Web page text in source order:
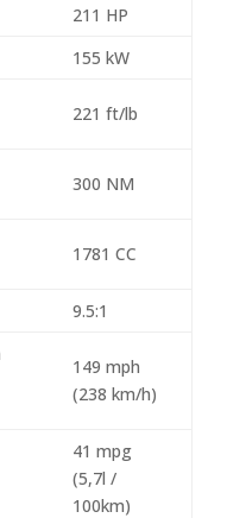
211 HP
155 kW
221 ft/lb
300 NM
1781 CC
9.5:1
149 mph
(238 km/h)
41 mpg
(5,7l /
100km)